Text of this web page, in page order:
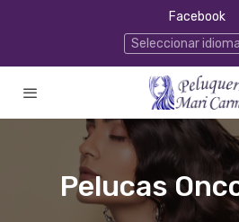
Facebook
Seleccionar idioma
Pelucas